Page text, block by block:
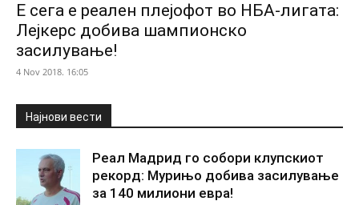
Е сега е реален плејофот во НБА-лигата:
Лејкерс добива шампионско
засилување!
4 Nov 2018. 16:05
Најнови вести
Реал Мадрид го собори клупскиот
рекорд: Мурињо добива засилување
за 140 милиони евра!